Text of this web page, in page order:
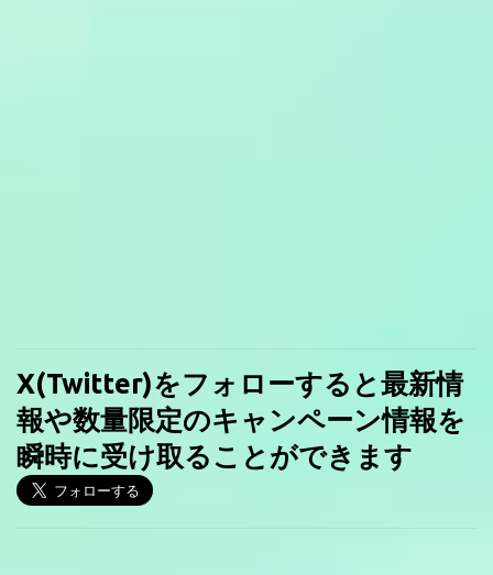
X(Twitter)をフォローすると最新情
報や数量限定のキャンペーン情報を
瞬時に受け取ることができます